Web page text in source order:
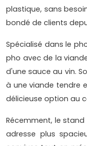
plastique, sans
bondé de clients
Spécialisé dans le
pho avec de la
d'une sauce au vin.
à une viande tendre
délicieuse option au
Récemment, le
adresse plus